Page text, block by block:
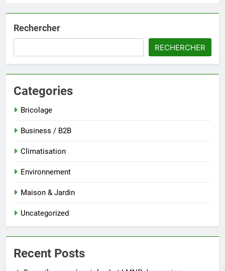
Rechercher
RECHERCHER
Categories
Bricolage
Business / B2B
Climatisation
Environnement
Maison & Jardin
Uncategorized
Recent Posts